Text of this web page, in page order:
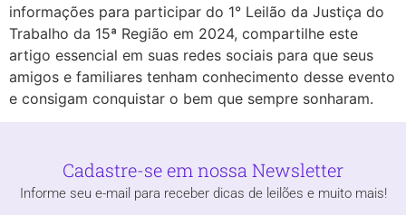
informações para participar do 1° Leilão da Justiça do
Trabalho da 15ª Região em 2024, compartilhe este
artigo essencial em suas redes sociais para que seus
amigos e familiares tenham conhecimento desse evento
e consigam conquistar o bem que sempre sonharam.
Cadastre-se em nossa Newsletter
Informe seu e-mail para receber dicas de leilões e muito mais!